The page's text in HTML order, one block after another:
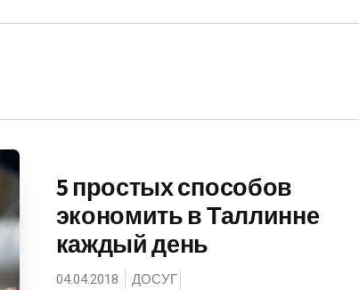
5 простых способов
экономить в Таллинне
каждый день
04.04.2018 ДОСУГ